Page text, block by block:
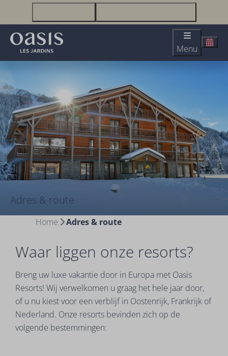
Menu
Adres & route
Home Adres & route
Waar liggen onze resorts?
Breng uw luxe vakantie door in Europa met Oasis
Resorts! Wij verwelkomen u graag het hele jaar door,
of u nu kiest voor een verblijf in Oostenrijk, Frankrijk of
Nederland. Onze resorts bevinden zich op de
volgende bestemmingen: